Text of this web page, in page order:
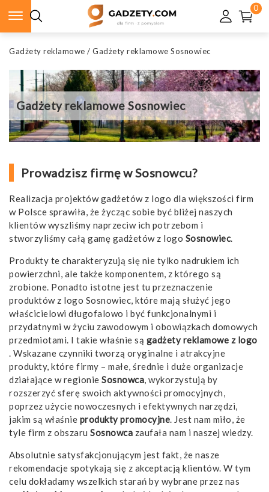
0
Gadżety reklamowe / Gadżety reklamowe Sosnowiec
Gadżety reklamowe Sosnowiec
Prowadzisz firmę w Sosnowcu?
Realizacja projektów gadżetów z logo dla większości firm
w Polsce sprawiła, że życząc sobie być bliżej naszych
klientów wyszliśmy naprzeciw ich potrzebom i
stworzyliśmy całą gamę gadżetów z logo Sosnowiec.
Produkty te charakteryzują się nie tylko nadrukiem ich
powierzchni, ale także komponentem, z którego są
zrobione. Ponadto istotne jest tu przeznaczenie
produktów z logo Sosnowiec, które mają służyć jego
właścicielowi długofalowo i być funkcjonalnymi i
przydatnymi w życiu zawodowym i obowiązkach domowych
przedmiotami. I takie właśnie są gadżety reklamowe z logo
. Wskazane czynniki tworzą oryginalne i atrakcyjne
produkty, które firmy – małe, średnie i duże organizacje
działające w regionie Sosnowca, wykorzystują by
rozszerzyć sferę swoich aktywności promocyjnych,
poprzez użycie nowoczesnych i efektywnych narzędzi,
jakim są właśnie produkty promocyjne. Jest nam miło, że
tyle firm z obszaru Sosnowca zaufała nam i naszej wiedzy.
Absolutnie satysfakcjonującym jest fakt, że nasze
rekomendacje spotykają się z akceptacją klientów. W tym
celu dokładamy wszelkich starań by wybrane przez nas